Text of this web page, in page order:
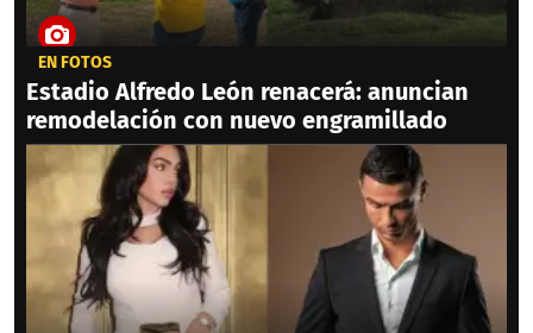
EN FOTOS
Estadio Alfredo León renacerá: anuncian
remodelación con nuevo engramillado